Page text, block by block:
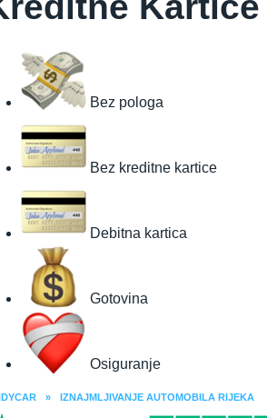
Bez pologa
Bez kreditne kartice
Debitna kartica
Gotovina
Osiguranje
» IZNAJMLJIVANJE AUTOMOBILA RIJEKA